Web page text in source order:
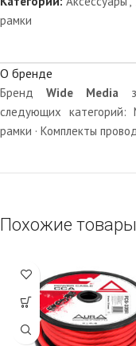
рамки
О бренде
Бренд Wide Media
следующих категорий:
рамки · Комплекты
Похожие товары